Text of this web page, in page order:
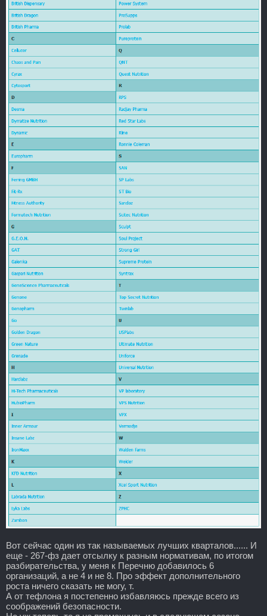
Вот сейчас один из так называемых лучших кварталов...... И
еще - 267-фз дает отсылку к разным нормативам, по итогом
разбирательства, у меня к Перечню добавилось 6
организаций, а не 4 и не 8. Про эффект дополнительного
роста ничего сказать не могу, т.
А от тефлона я постепенно избавляюсь прежде всего из
соображений безопасности.